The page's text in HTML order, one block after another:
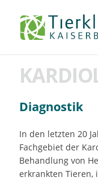
KLINIK
CHIRURGIE
KARDIOLOGIE
BILDGEBUNG
INNERE MEDIZIN
WEITERE
Diagnostik
In den letzten 20
Fachgebiet der
Behandlung von
erkrankten Tieren,